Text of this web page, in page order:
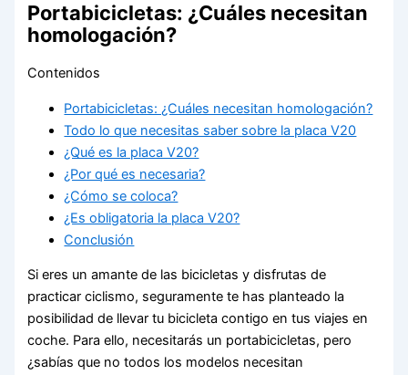
Portabicicletas: ¿Cuáles necesitan
homologación?
Contenidos
Portabicicletas: ¿Cuáles necesitan homologación?
Todo lo que necesitas saber sobre la placa V20
¿Qué es la placa V20?
¿Por qué es necesaria?
¿Cómo se coloca?
¿Es obligatoria la placa V20?
Conclusión
Si eres un amante de las bicicletas y disfrutas de
practicar ciclismo, seguramente te has planteado la
posibilidad de llevar tu bicicleta contigo en tus viajes en
coche. Para ello, necesitarás un portabicicletas, pero
¿sabías que no todos los modelos necesitan